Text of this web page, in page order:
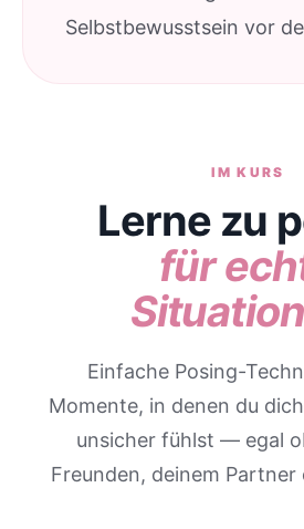
Selbstbewusstsein vor
IM KURS
Lerne zu
für
Einfache Posing-
Momente, in denen du
unsicher fühlst — egal
Freunden, deinem Partner